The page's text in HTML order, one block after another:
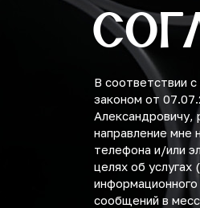
В соответствии
законом от
Александровичу,
направление мне
телефона и/или
целях об
сообщений в